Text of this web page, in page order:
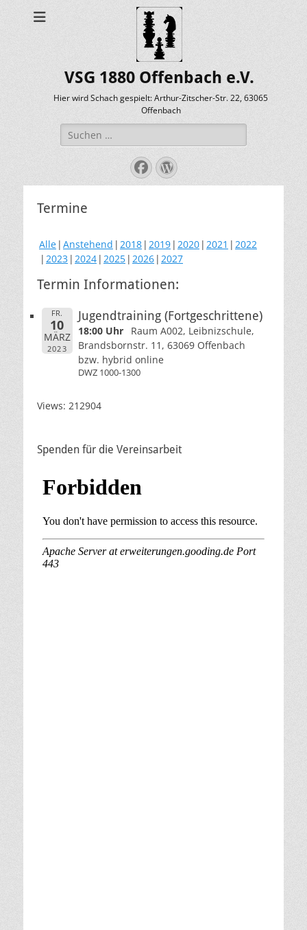
VSG 1880 Offenbach e.V.
Hier wird Schach gespielt: Arthur-Zitscher-Str. 22, 63065
Offenbach
Suche
nach:
Facebook
WordPress
Termine
Alle Anstehend 2018 2019 2020 2021
2022
2023 2024 2025 2026 2027
Termin Informationen:
FR.
10
MÄRZ
2023
Jugendtraining (Fortgeschrittene)
18:00 Uhr
Raum A002, Leibnizschule,
Brandsbornstr. 11, 63069 Offenbach
bzw. hybrid online
DWZ 1000-1300
Views: 212904
Spenden für die Vereinsarbeit